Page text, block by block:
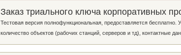
Заказ триального ключа корпоративных
Тестовая версия полнофункциональная, предоставляется бесплатно.
количество объектов (рабочих станций, серверов и тд), контактные